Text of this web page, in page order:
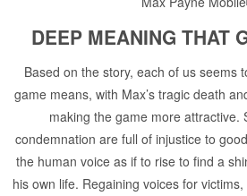
DEEP MEANING THAT
Based on the story, each of us seems
game means, with Max’s tragic death
making the game more attractive.
condemnation are full of injustice to
the human voice as if to rise to find a
his own life. Regaining voices for